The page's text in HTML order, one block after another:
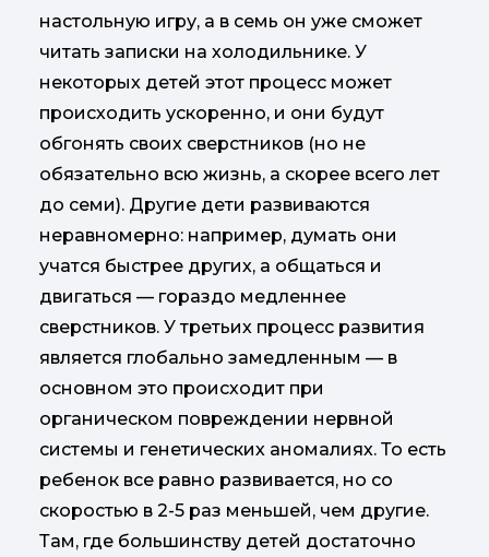
настольную игру, а в семь он уже сможет
читать записки на холодильнике. У
некоторых детей этот процесс может
происходить ускоренно, и они будут
обгонять своих сверстников (но не
обязательно всю жизнь, а скорее всего лет
до семи). Другие дети развиваются
неравномерно: например, думать они
учатся быстрее других, а общаться и
двигаться — гораздо медленнее
сверстников. У третьих процесс развития
является глобально замедленным — в
основном это происходит при
органическом повреждении нервной
системы и генетических аномалиях. То есть
ребенок все равно развивается, но со
скоростью в 2-5 раз меньшей, чем другие.
Там, где большинству детей достаточно